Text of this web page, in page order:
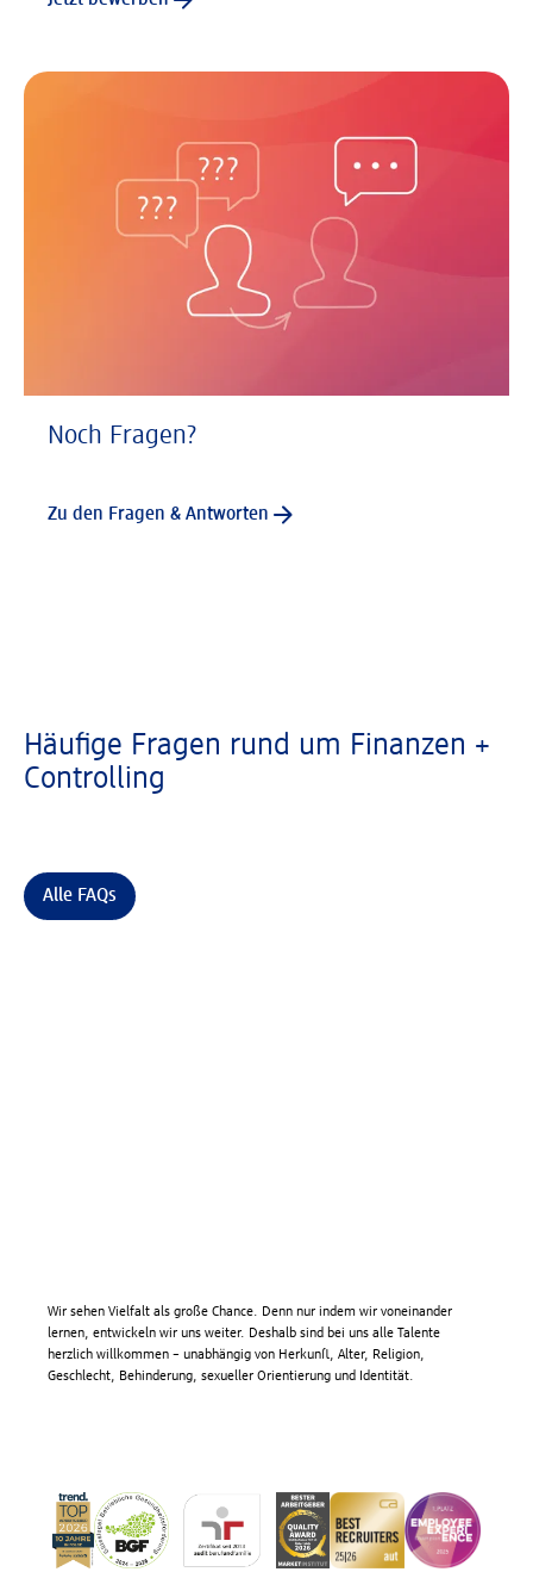
Noch Fragen?
Zu den Fragen & Antworten
Häufige Fragen rund um Finanzen +
Controlling
Alle FAQs
Wir sehen Vielfalt als große Chance. Denn nur indem wir voneinander
lernen, entwickeln wir uns weiter. Deshalb sind bei uns alle Talente
herzlich willkommen – unabhängig von Herkunft, Alter, Religion,
Geschlecht, Behinderung, sexueller Orientierung und Identität.